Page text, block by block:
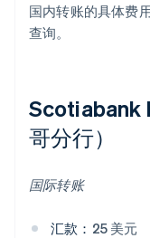
国内转账的具体费
查询。
Scotiabank
哥分行）
国际转账
汇款： 25 美元